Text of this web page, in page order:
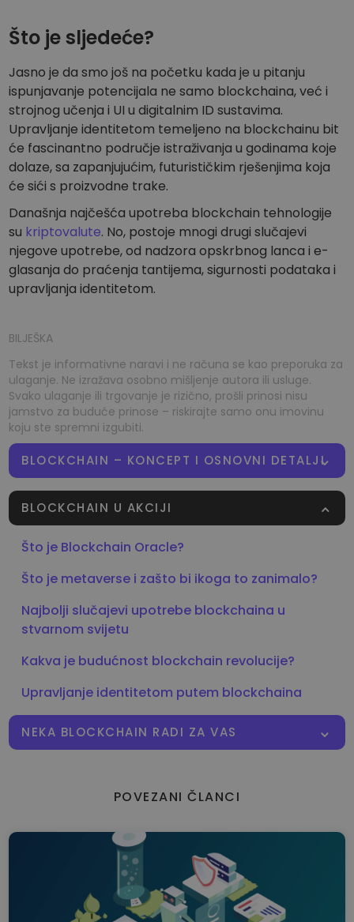
Što je sljedeće?
Jasno je da smo još na početku kada je u pitanju
ispunjavanje potencijala ne samo blockchaina, već i
strojnog učenja i UI u digitalnim ID sustavima.
Upravljanje identitetom temeljeno na blockchainu bit
će fascinantno područje istraživanja u godinama koje
dolaze, sa zapanjujućim, futurističkim rješenjima koja
će sići s proizvodne trake.
Današnja najčešća upotreba blockchain tehnologije
su kriptovalute. No, postoje mnogi drugi slučajevi
njegove upotrebe, od nadzora opskrbnog lanca i e-
glasanja do praćenja tantijema, sigurnosti podataka i
upravljanja identitetom.
BILJEŠKA
Tekst je informativne naravi i ne računa se kao preporuka za
ulaganje. Ne izražava osobno mišljenje autora ili usluge.
Svako ulaganje ili trgovanje je rizično, prošli prinosi nisu
jamstvo za buduće prinose – riskirajte samo onu imovinu
koju ste spremni izgubiti.
BLOCKCHAIN – KONCEPT I OSNOVNI DETALJI
BLOCKCHAIN U AKCIJI
Što je Blockchain Oracle?
Što je metaverse i zašto bi ikoga to zanimalo?
Najbolji slučajevi upotrebe blockchaina u
stvarnom svijetu
Kakva je budućnost blockchain revolucije?
Upravljanje identitetom putem blockchaina
NEKA BLOCKCHAIN RADI ZA VAS
POVEZANI ČLANCI